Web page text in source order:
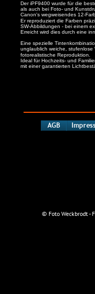
Der iPF9400 wurde für die
als auch bei Foto- und
Canon's wegweisendes 12-
Er reproduziert die Farben
SW-Abbildungen - bei einem
Erreicht wird dies durch eine
Eine spezielle
unglaublich weiche, stufenlose
fotorealistische Reproduktion.
Ideal für Hochzeits- und
mit einer garantierten
© Foto Weckbrodt -
AGB